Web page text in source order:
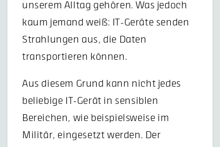
unserem Alltag gehören. Was jedoch
kaum jemand weiß: IT-Geräte senden
Strahlungen aus, die Daten
transportieren können.
Aus diesem Grund kann nicht jedes
beliebige IT-Gerät in sensiblen
Bereichen, wie beispielsweise im
Militär, eingesetzt werden. Der